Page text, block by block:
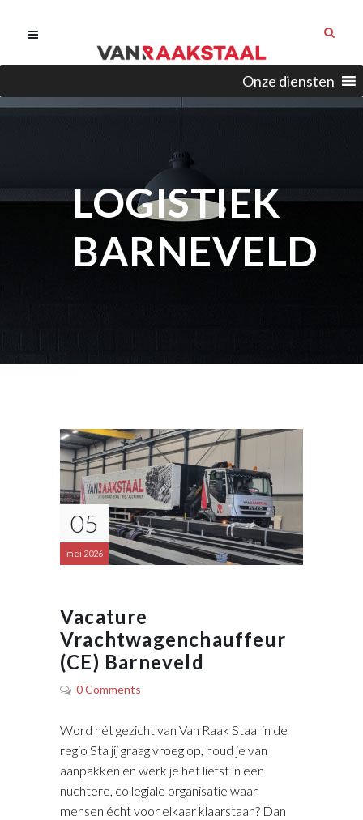
Onze diensten
LOGISTIEK
BARNEVELD
05
mei 2026
Vacature
Vrachtwagenchauffeur
(CE) Barneveld
0 Comments
Word hét gezicht van Van Raak Staal in de
regio Sta jij graag vroeg op, houd je van
aanpakken en werk je het liefst in een
nuchtere, collegiale organisatie waar
mensen écht voor elkaar klaarstaan? Dan